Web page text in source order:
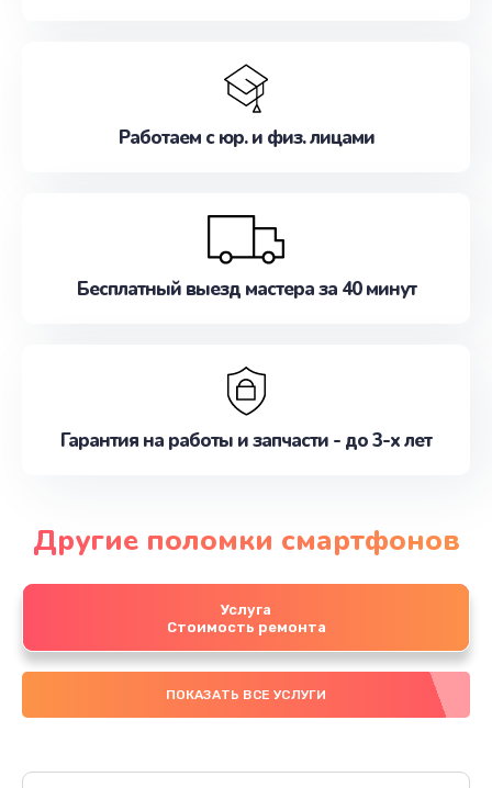
Работаем с юр. и физ. лицами
Бесплатный выезд мастера за 40 минут
Гарантия на работы и запчасти - до 3-х лет
Другие поломки смартфонов
Услуга
Стоимость ремонта
ПОКАЗАТЬ ВСЕ УСЛУГИ